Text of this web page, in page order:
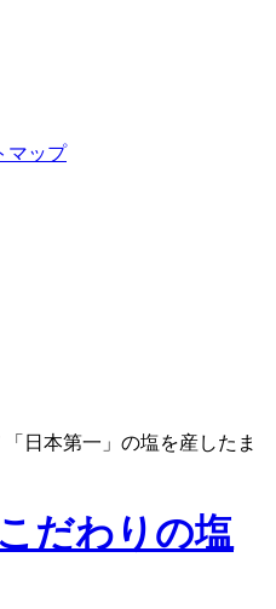
マップ
日本第一」の塩を産したま